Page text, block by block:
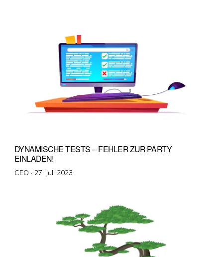
DYNAMISCHE TESTS – FEHLER ZUR PARTY
EINLADEN!
CEO · Veröffentlicht
27. Juli 2023